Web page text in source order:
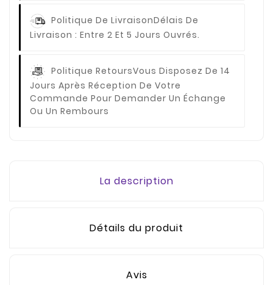
Politique De LivraisonDélais De
Livraison : Entre 2 Et 5 Jours Ouvrés.
Politique RetoursVous Disposez De 14
Jours Après Réception De Votre
Commande Pour Demander Un Échange
Ou Un Rembours
La description
Détails du produit
Avis